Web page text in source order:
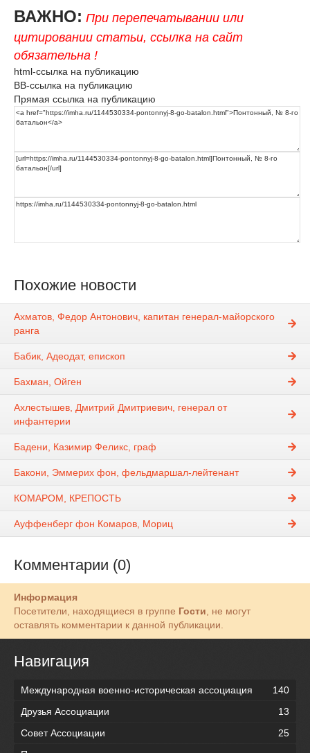
ВАЖНО: При перепечатывании или
цитировании статьи, ссылка на сайт
обязательна !
html-ссылка на публикацию
BB-ссылка на публикацию
Прямая ссылка на публикацию
Похожие новости
Ахматов, Федор Антонович, капитан генерал-майорского
ранга
Бабик, Адеодат, епископ
Бахман, Ойген
Ахлестышев, Дмитрий Дмитриевич, генерал от
инфантерии
Бадени, Казимир Феликс, граф
Бакони, Эммерих фон, фельдмаршал-лейтенант
КОМАРОМ, КРЕПОСТЬ
Ауффенберг фон Комаров, Мориц
Комментарии (0)
Информация
Посетители, находящиеся в группе Гости , не могут
оставлять комментарии к данной публикации.
Навигация
Международная военно-историческая ассоциация
140
Друзья Ассоциации
13
Совет Ассоциации
25